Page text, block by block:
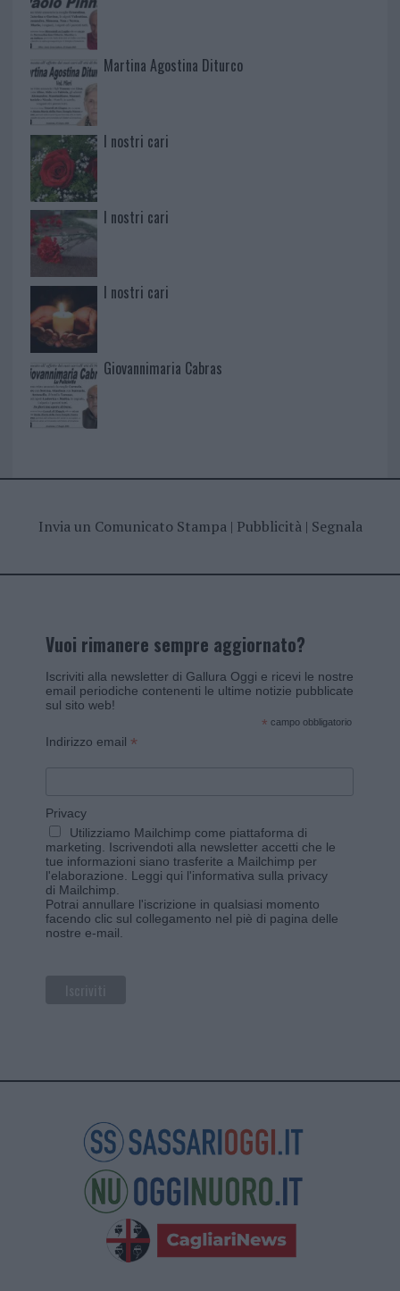
Martina Agostina Diturco
I nostri cari
I nostri cari
I nostri cari
Giovannimaria Cabras
Invia un Comunicato Stampa| Pubblicità| Segnala
Vuoi rimanere sempre aggiornato?
Iscriviti alla newsletter di Gallura Oggi e ricevi le nostre
email periodiche contenenti le ultime notizie pubblicate
sul sito web!
* campo obbligatorio
Indirizzo email *
Privacy
Utilizziamo Mailchimp come piattaforma di
marketing. Iscrivendoti alla newsletter accetti che le
tue informazioni siano trasferite a Mailchimp per
l'elaborazione. Leggi qui l'informativa sulla privacy
di Mailchimp
Potrai annullare l'iscrizione in qualsiasi momento
facendo clic sul collegamento nel piè di pagina delle
nostre e-mail.